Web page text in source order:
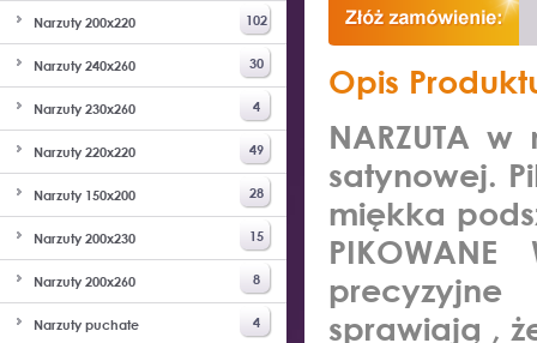
Narzuty 200x220 102
Narzuty 240x260 30
Narzuty 230x260 4
Narzuty 220x220 49
Narzuty 150x200 28
Narzuty 200x230 15
Narzuty 200x260 8
Narzuty puchate 4
Opis
NARZUTA
satynowej.
miękka
sprawiają ,